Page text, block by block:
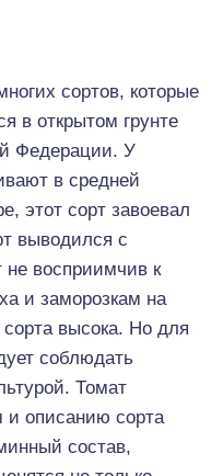
сортов, которые
в открытом грунте
Федерации. У
в средней
этот сорт завоевал
выводился с
не восприимчив к
и заморозкам на
высока. Но для
соблюдать
Томат
и описанию сорта
состав,